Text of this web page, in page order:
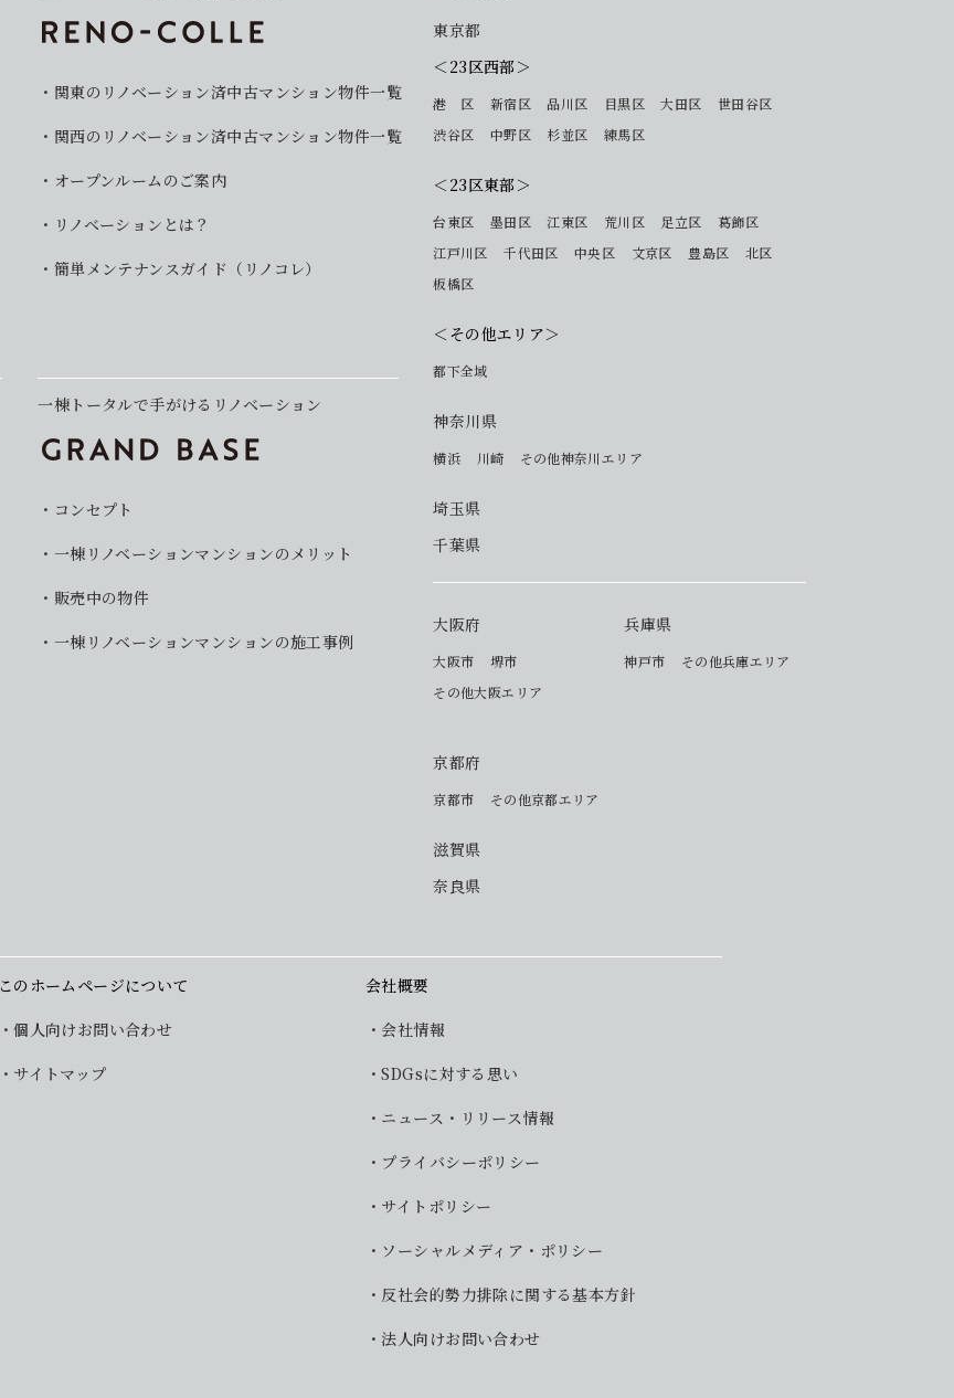
関東のリノベーション済中古マンション物件一覧
関西のリノベーション済中古マンション物件一覧
オープンルームのご案内
リノベーションとは？
簡単メンテナンスガイド（リノコレ）
東京都
＜23区西部＞
港 区 新宿区 品川区 目黒区 大田区
世田谷区
渋谷区
中野区 杉並区 練馬区
＜23区東部＞
台東区 墨田区 江東区 荒川区 足立区
葛飾区
江戸川区
千代田区 中央区 文京区 豊島区
北区
板橋区
＜その他エリア＞
都下全域
神奈川県
横浜 川崎 その他神奈川エリア
埼玉県
千葉県
大阪府
大阪市
堺市
その他大阪エリア
兵庫県
神戸市 その他兵庫エリア
京都府
京都市 その他京都エリア
滋賀県
奈良県
一棟トータルで手がけるリノベーション
コンセプト
一棟リノベーションマンションのメリット
販売中の物件
一棟リノベーションマンションの施工事例
このホームページについて
個人向けお問い合わせ
サイトマップ
会社概要
会社情報
SDGsに対する思い
ニュース・リリース情報
プライバシーポリシー
サイトポリシー
ソーシャルメディア・ポリシー
反社会的勢力排除に関する基本方針
法人向けお問い合わせ